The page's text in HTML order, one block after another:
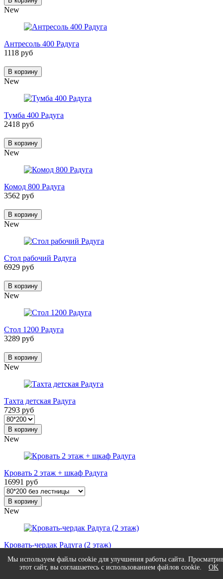
Мы используем файлы cookie для улучшения работы сайта.
этот сайт, вы соглашаетесь с использованием файлов cookie.
OK
New
Антресоль 400 Радуга
1118 руб
В корзину
New
Тумба 400 Радуга
2418 руб
В корзину
New
Комод 800 Радуга
3562 руб
В корзину
New
Стол рабочий Радуга
6929 руб
В корзину
New
Стол 1200 Радуга
3289 руб
В корзину
New
Тахта детская Радуга
7293 руб
В корзину
New
Кровать 2 этаж + шкаф Радуга
16991 руб
В корзину
New
Кровать-чердак Радуга (2 этаж)